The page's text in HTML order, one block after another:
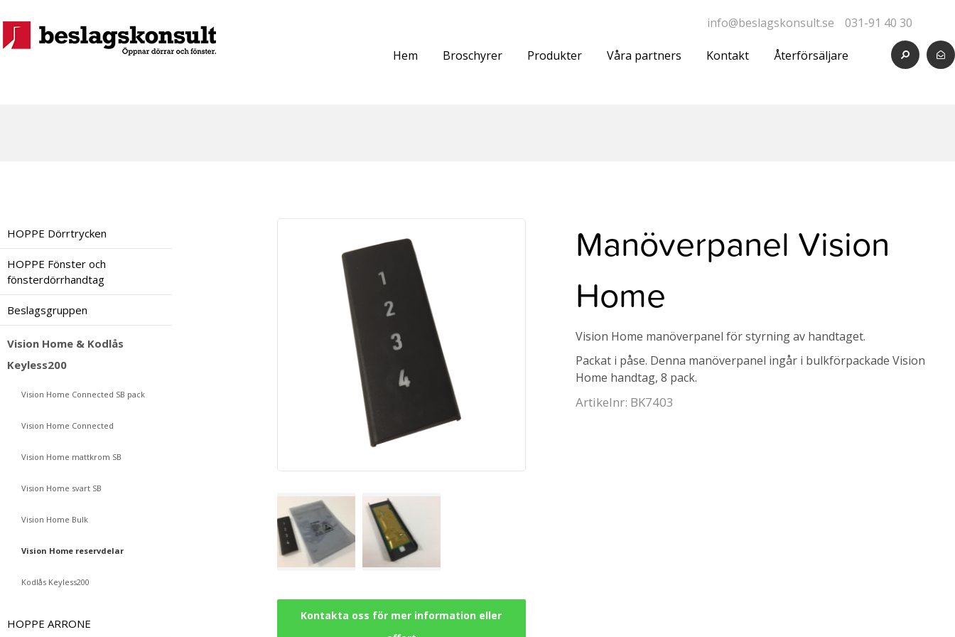
info@beslagskonsult.se 031-91 40 30
Hem Broschyrer Produkter Våra partners Kontakt Återförsäljare
HOPPE Dörrtrycken
HOPPE Fönster och
fönsterdörrhandtag
Beslagsgruppen
Vision Home & Kodlås
Keyless200
Vision Home Connected SB pack
Vision Home Connected
Vision Home mattkrom SB
Vision Home svart SB
Vision Home Bulk
Vision Home reservdelar
Kodlås Keyless200
HOPPE ARRONE
Kontakta oss för mer information eller
Manöverpanel Vision
Home
Vision Home manöverpanel för styrning av handtaget.
Packat i påse. Denna manöverpanel ingår i bulkförpackade Vision
Home handtag, 8 pack.
Artikelnr: BK7403